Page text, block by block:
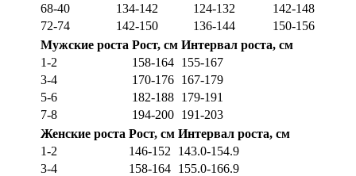
68-40
134-142 124-132
142-148
72-74
142-150 136-144
150-156
Мужские роста Рост, см Интервал роста, см
1-2
158-164 155-167
3-4
170-176 167-179
5-6
182-188 179-191
7-8
194-200 191-203
Женские роста Рост, см Интервал роста, см
1-2
146-152
143.0-154.9
3-4
158-164 155.0-166.9